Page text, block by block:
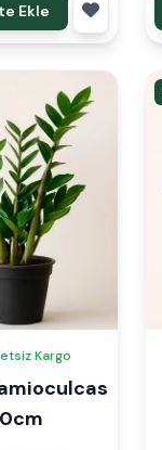
Ekle
Kargo